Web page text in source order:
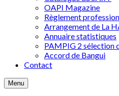
OAPI Magazine
Règlement
Arrangement de La
Annuaire statistiques
PAMPIG 2 sélection
Accord de Bangui
Contact
Menu